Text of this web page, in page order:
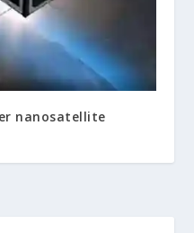
nanosatellite